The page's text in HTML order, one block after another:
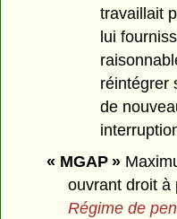
travaillait
lui
réintégrer
de
« MGAP »
ouvrant droit à
Régime de